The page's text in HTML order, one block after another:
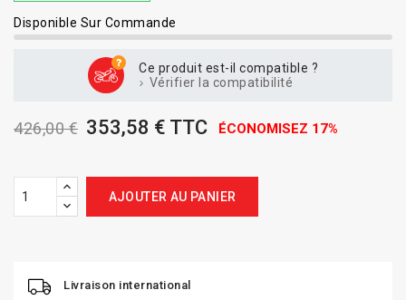
Disponible Sur Commande
Ce produit est-il compatible ?
Vérifier la compatibilité
426,00 € 353,58 € TTC ÉCONOMISEZ 17%
AJOUTER AU PANIER
Livraison international